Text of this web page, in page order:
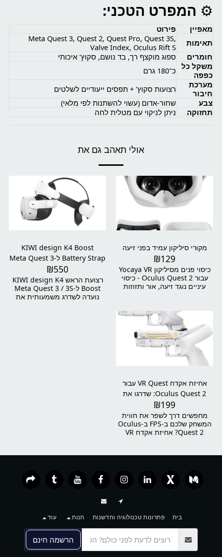
⚙️ המפרט הטכני:
מאפיין
פירוט
תאימות
Meta Quest 3, Quest 2, Quest Pro, Quest 3S,
Valve Index, Oculus Rift S
חומרים
ספוג מוקצף רך, בד נושם, סקוץ' איכותי
משקל כל
כפפה
כ־180 גרם
מערכת
חיבור
רצועות סקוץ’ + תפסים ייעודיים לשלטים
צבע
שחור-אדום (עשוי להשתנות לפי מלאי)
תחזוקה
ניתן לניקוי עם מטלית לחה
אולי תאהב גם את
מקורי סיליקון עמיד בפני זיעה
₪129
כיסוי פנים מסיליקון Yocaya VR
עבור Oculus Quest 2 - כיסוי
עיניים נוגד זיעה, אור ותזוזות
KIWI design K4 Boost
Battery Strap ל-Meta Quest 3
/ 3S
₪550
רצועת הראש KIWI design K4
Boost ל-Meta Quest 3 / 3S
נועדה לשדרג משמעותית את
אחיזת אקדח VR Quest עבור
Oculus Quest 2: שדרגו את
חווית המשחק שלכם!
₪199
מחפשים דרך לשפר את חווית
המשחק שלכם ב-FPS ב-Oculus
Quest 2? אחיזת אקדח VR
בית פתרונות טכנולוגיה וחדשנות חנות עוד
הרשמה חינם